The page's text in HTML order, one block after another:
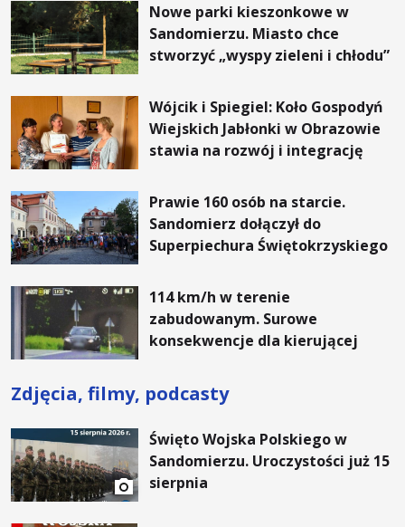
Nowe parki kieszonkowe w
Sandomierzu. Miasto chce
stworzyć „wyspy zieleni i chłodu”
Wójcik i Spiegiel: Koło Gospodyń
Wiejskich Jabłonki w Obrazowie
stawia na rozwój i integrację
Prawie 160 osób na starcie.
Sandomierz dołączył do
Superpiechura Świętokrzyskiego
114 km/h w terenie
zabudowanym. Surowe
konsekwencje dla kierującej
Zdjęcia, filmy, podcasty
Święto Wojska Polskiego w
Sandomierzu. Uroczystości już 15
sierpnia